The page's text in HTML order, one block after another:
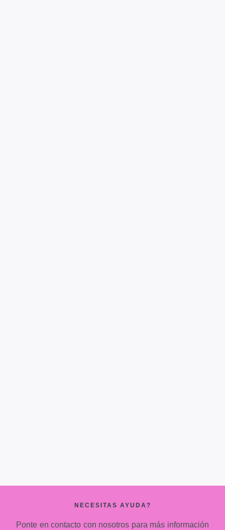
NECESITAS AYUDA?
Ponte en contacto con nosotros para más información